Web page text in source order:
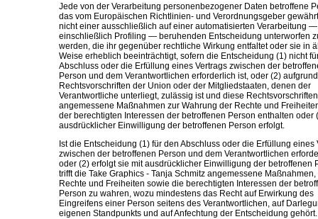
Jede von der Verarbeitung personenbezogener Daten betroffene
das vom Europäischen Richtlinien- und Verordnungsgeber
nicht einer ausschließlich auf einer automatisierten Verarbeitung —
einschließlich Profiling — beruhenden Entscheidung unterworfen
werden, die ihr gegenüber rechtliche Wirkung entfaltet oder sie in
Weise erheblich beeinträchtigt, sofern die Entscheidung (1) nicht
Abschluss oder die Erfüllung eines Vertrags zwischen der
Person und dem Verantwortlichen erforderlich ist, oder (2)
Rechtsvorschriften der Union oder der Mitgliedstaaten, denen der
Verantwortliche unterliegt, zulässig ist und diese Rechtsvorschriften
angemessene Maßnahmen zur Wahrung der Rechte und
der berechtigten Interessen der betroffenen Person enthalten oder
ausdrücklicher Einwilligung der betroffenen Person erfolgt.
Ist die Entscheidung (1) für den Abschluss oder die Erfüllung eines
zwischen der betroffenen Person und dem Verantwortlichen
oder (2) erfolgt sie mit ausdrücklicher Einwilligung der betroffenen
trifft die Take Graphics - Tanja Schmitz angemessene
Rechte und Freiheiten sowie die berechtigten Interessen der
Person zu wahren, wozu mindestens das Recht auf Erwirkung des
Eingreifens einer Person seitens des Verantwortlichen, auf
eigenen Standpunkts und auf Anfechtung der Entscheidung gehört.